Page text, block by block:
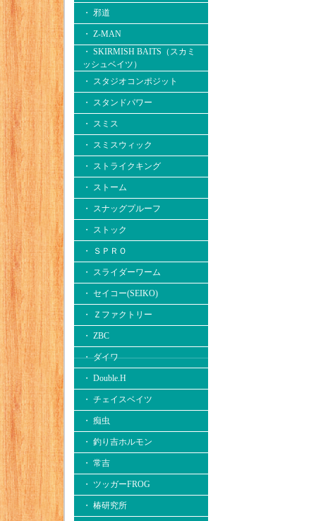
・ 邪道
・ Z-MAN
・ SKIRMISH BAITS（スカミ
ッシュベイツ）
・ スタジオコンポジット
・ スタンドパワー
・ スミス
・ スミスウィック
・ ストライクキング
・ ストーム
・ スナッグプルーフ
・ ストック
・ ＳＰＲＯ
・ スライダーワーム
・ セイコー(SEIKO)
・ Ｚファクトリー
・ ZBC
・ ダイワ
・ Double.H
・ チェイスベイツ
・ 痴虫
・ 釣り吉ホルモン
・ 常吉
・ ツッガーFROG
・ 椿研究所